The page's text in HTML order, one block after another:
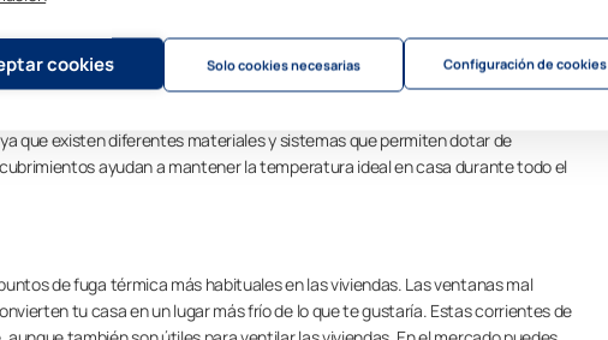
cookies Solo cookies necesarias Configuración de cookies
comodidad
la orientación y el clima, pero también los puntos de fuga térmica, es decir,
son más cómodas y acogedoras. Estas corrientes de aire pueden jugar a
pero suponer motivo de disgusto en invierno. El aislamiento térmico se
que existen diferentes materiales y sistemas que permiten dotar de
ayudan a mantener la temperatura ideal en casa durante todo el
de fuga térmica más habituales en las viviendas. Las ventanas mal
tu casa en un lugar más frío de lo que te gustaría. Estas corrientes de